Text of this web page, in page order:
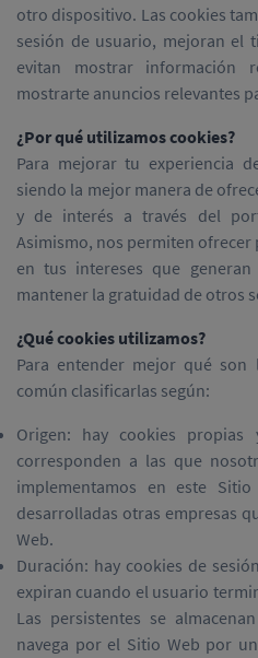
otro dispositivo. Las cookies
sesión de usuario, mejoran el
evitan mostrar información
mostrarte anuncios relevantes
¿Por qué utilizamos cookies?
Para mejorar tu experiencia
siendo la mejor manera de
y de interés a través del
Asimismo, nos permiten ofrecer
en tus intereses que
mantener la gratuidad de otros
¿Qué cookies utilizamos?
Para entender mejor qué son
común clasificarlas según:
Origen: hay cookies
corresponden a las que
implementamos en este
desarrolladas otras empresas
Web.
Duración: hay cookies de
expiran cuando el usuario
Las persistentes se
navega por el Sitio Web por